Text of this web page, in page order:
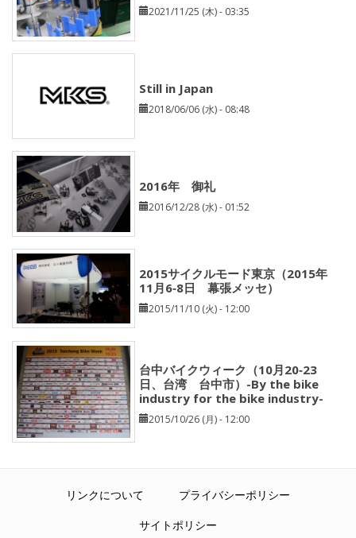
2021/11/25 (木) - 03:35
Still in Japan
2018/06/06 (水) - 08:48
2016年 御礼
2016/12/28 (水) - 01:52
2015サイクルモード東京（2015年
11月6‐8日 幕張メッセ）
2015/11/10 (火) - 12:00
台中バイクウィーク（10月20‐23
日、台湾 台中市）-By the bike
industry for the bike industry-
2015/10/26 (月) - 12:00
リンクについて
プライバシーポリシー
サイトポリシー